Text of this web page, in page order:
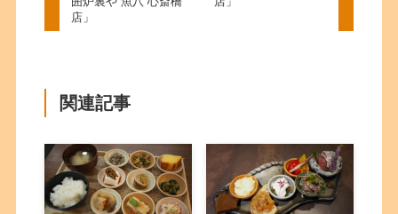
店」
関連記事